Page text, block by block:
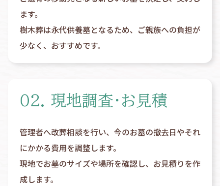
ます。
樹木葬は永代供養墓となるため、ご親族への負担が
少なく、おすすめです。
02. 現地調査・お見積
管理者へ改葬相談を行い、今のお墓の撤去日やそれ
にかかる費用を調整します。
現地でお墓のサイズや場所を確認し、お見積りを作
成します。